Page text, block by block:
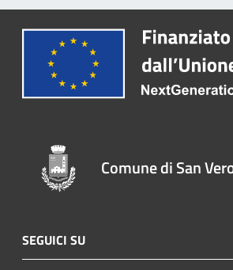
Comune di San
SEGUICI SU